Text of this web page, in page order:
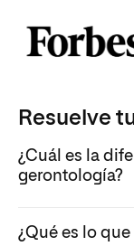
Resuelve
¿Cuál es la
gerontología?
¿Qué es lo